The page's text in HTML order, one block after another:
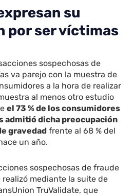
su
por ser víctimas
sospechosas de
va parejo con la muestra de
a la hora de realizar
al menos otro estudio
el 73 % de los consumidores
admitió dicha preocupación
gravedad frente al 68 % del
un año.
sospechosas de fraude
mediante la suite de
TruValidate, que